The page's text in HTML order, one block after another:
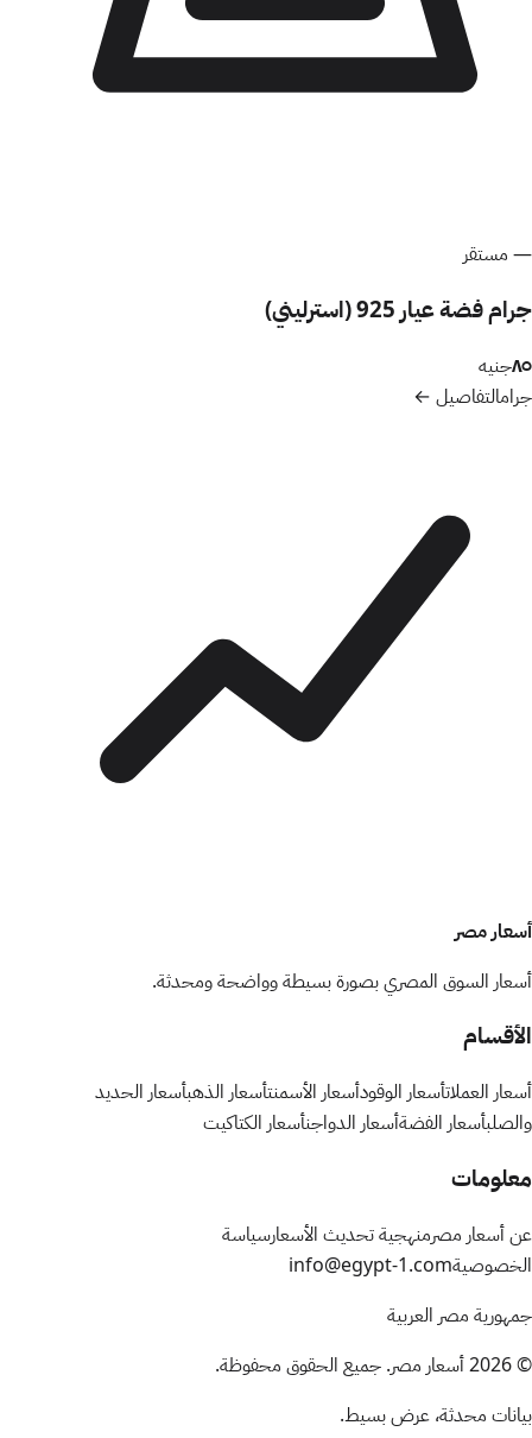
— مستقر
جرام فضة عيار 925 (استرليني)
٨٥جنيه
جرامالتفاصيل ←
أسعار مصر
أسعار السوق المصري بصورة بسيطة وواضحة ومحدثة.
الأقسام
أسعار العملاتأسعار الوقودأسعار الأسمنتأسعار الذهبأسعار الحديد
والصلبأسعار الفضةأسعار الدواجنأسعار الكتاكيت
معلومات
عن أسعار مصرمنهجية تحديث الأسعارسياسة
الخصوصيةinfo@egypt-1.com
جمهورية مصر العربية
©
2026أسعار مصر. جميع الحقوق محفوظة.
بيانات محدثة، عرض بسيط.